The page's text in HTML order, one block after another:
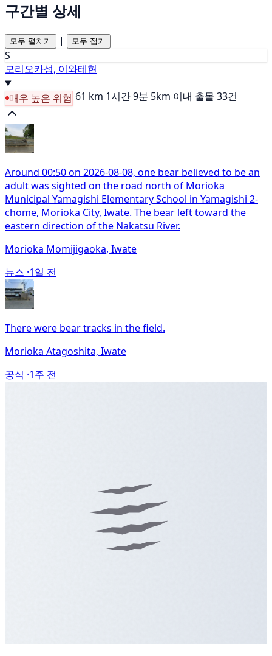
구간별 상세
모두 펼치기 | 모두 접기
S
모리오카성, 이와테현
매우 높은 위험 61 km 1시간 9분 5km 이내 출몰 33건
Around 00:50 on 2026-08-08, one bear believed to be an
adult was sighted on the road north of Morioka
Municipal Yamagishi Elementary School in Yamagishi 2-
chome, Morioka City, Iwate. The bear left toward the
eastern direction of the Nakatsu River.
Morioka Momijigaoka, Iwate
뉴스 ·1일 전
There were bear tracks in the field.
Morioka Atagoshita, Iwate
공식 ·1주 전